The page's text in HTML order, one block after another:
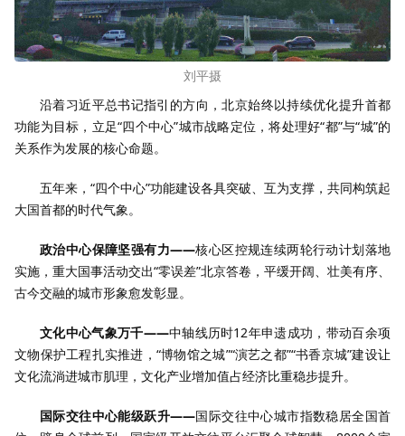
刘平摄
沿着习近平总书记指引的方向，北京始终以持续优化提升首都
功能为目标，立足“四个中心”城市战略定位，将处理好“都”与“城”的
关系作为发展的核心命题。
五年来，“四个中心”功能建设各具突破、互为支撑，共同构筑起
大国首都的时代气象。
政治中心保障坚强有力——核心区控规连续两轮行动计划落地
实施，重大国事活动交出“零误差”北京答卷，平缓开阔、壮美有序、
古今交融的城市形象愈发彰显。
文化中心气象万千——中轴线历时12年申遗成功，带动百余项
文物保护工程扎实推进，“博物馆之城”“演艺之都”“书香京城”建设让
文化流淌进城市肌理，文化产业增加值占经济比重稳步提升。
国际交往中心能级跃升——国际交往中心城市指数稳居全国首